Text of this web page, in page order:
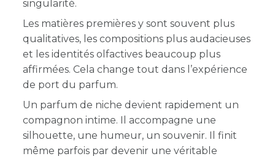
singularité.
Les matières premières y sont souvent plus
qualitatives, les compositions plus audacieuses
et les identités olfactives beaucoup plus
affirmées. Cela change tout dans l’expérience
de port du parfum.
Un parfum de niche devient rapidement un
compagnon intime. Il accompagne une
silhouette, une humeur, un souvenir. Il finit
même parfois par devenir une véritable